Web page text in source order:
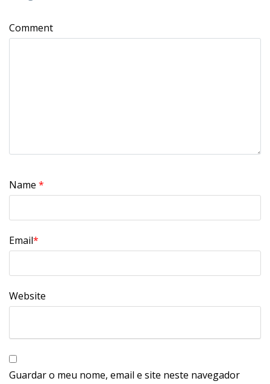
Comment
Name *
Email*
Website
Guardar o meu nome, email e site neste navegador